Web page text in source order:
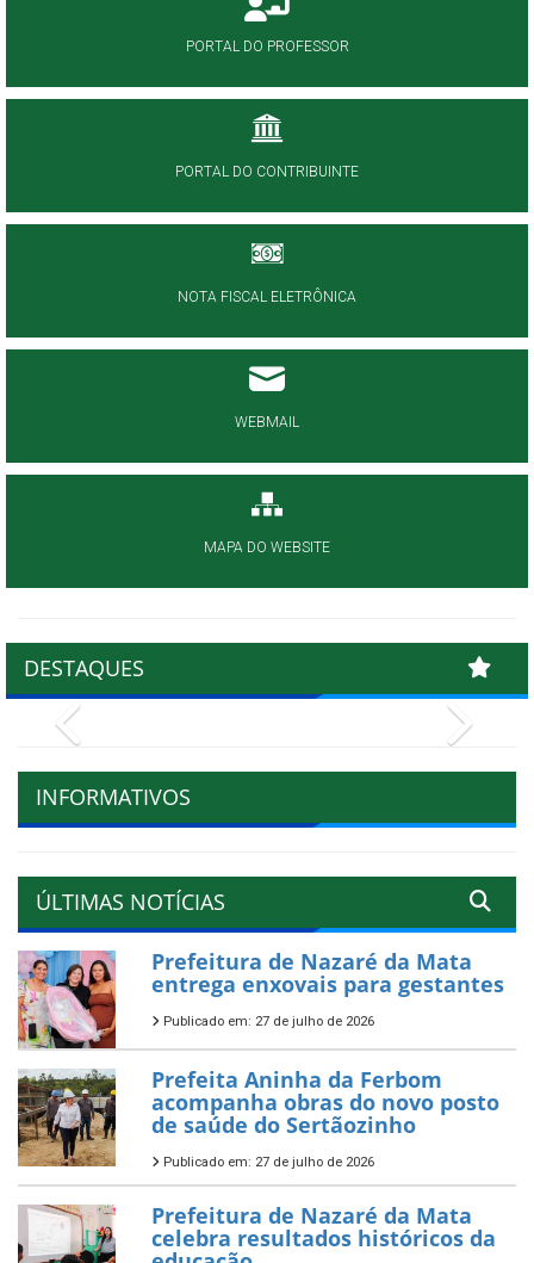
PORTAL DO PROFESSOR
PORTAL DO CONTRIBUINTE
NOTA FISCAL ELETRÔNICA
WEBMAIL
MAPA DO WEBSITE
DESTAQUES
INFORMATIVOS
ÚLTIMAS NOTÍCIAS
Prefeitura de Nazaré da Mata
entrega enxovais para gestantes
Publicado em: 27 de julho de 2026
Prefeita Aninha da Ferbom
acompanha obras do novo posto
de saúde do Sertãozinho
Publicado em: 27 de julho de 2026
Prefeitura de Nazaré da Mata
celebra resultados históricos da